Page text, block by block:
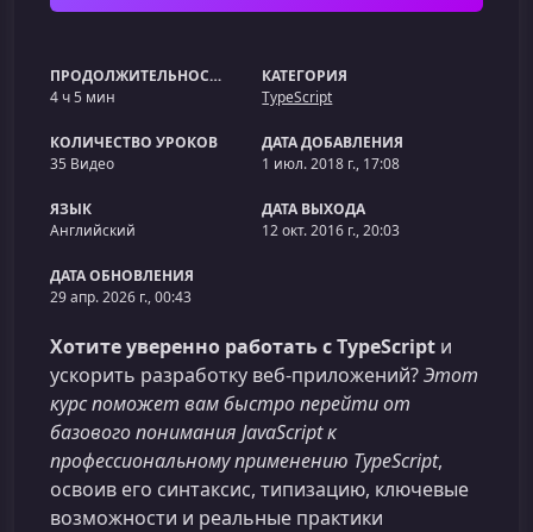
ПРОДОЛЖИТЕЛЬНОСТЬ
4 ч 5 мин
КАТЕГОРИЯ
TypeScript
КОЛИЧЕСТВО УРОКОВ
35 Видео
ДАТА ДОБАВЛЕНИЯ
1 июл. 2018 г., 17:08
ЯЗЫК
Английский
ДАТА ВЫХОДА
12 окт. 2016 г., 20:03
ДАТА ОБНОВЛЕНИЯ
29 апр. 2026 г., 00:43
Хотите уверенно работать с TypeScript и
ускорить разработку веб‑приложений?Этот
курс поможет вам быстро перейти от
базового понимания JavaScript к
профессиональному применению TypeScript,
освоив его синтаксис, типизацию, ключевые
возможности и реальные практики